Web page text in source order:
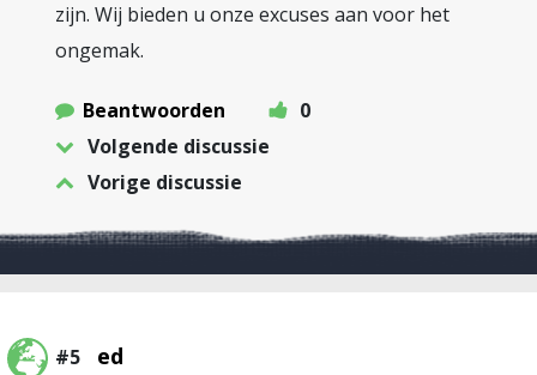
zijn. Wij bieden u onze excuses aan voor het
ongemak.
Beantwoorden
0
Volgende discussie
Vorige discussie
#5 ed